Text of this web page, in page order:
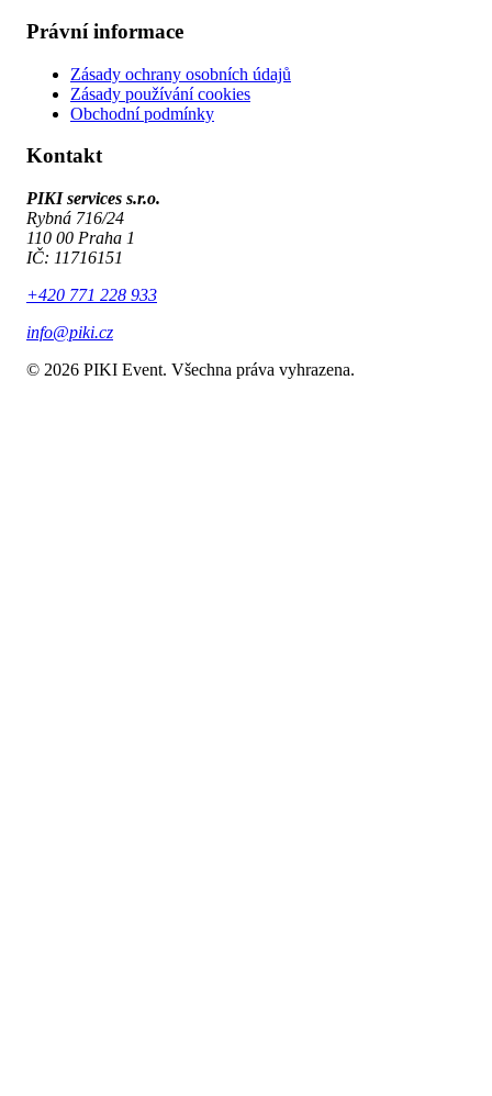
Právní informace
Zásady ochrany osobních údajů
Zásady používání cookies
Obchodní podmínky
Kontakt
PIKI services s.r.o.
Rybná 716/24
110 00 Praha 1
IČ: 11716151
+420 771 228 933
info@piki.cz
© 2026 PIKI Event. Všechna práva vyhrazena.